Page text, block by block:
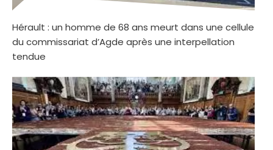
Hérault : un homme de 68 ans meurt dans une cellule
du commissariat d’Agde après une interpellation
tendue